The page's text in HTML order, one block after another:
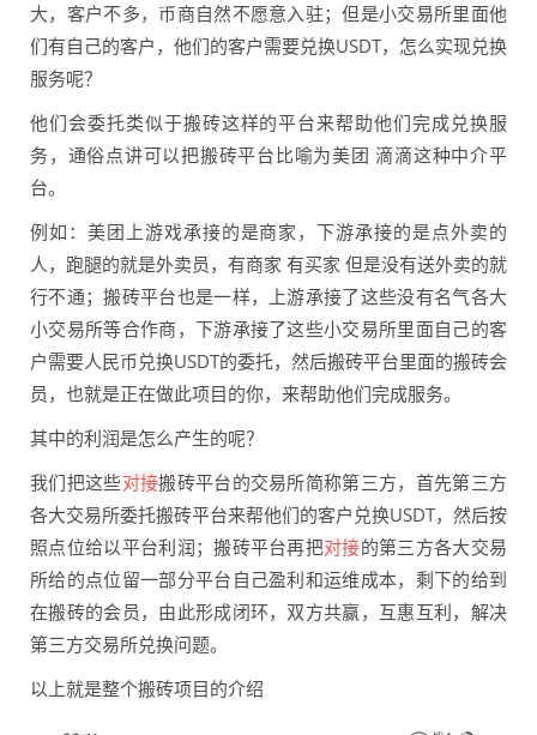
大，客户不多，币商自然不愿意入驻；但是小交易所里面他
们有自己的客户，他们的客户需要兑换USDT，怎么实现兑换
服务呢？
他们会委托类似于搬砖这样的平台来帮助他们完成兑换服
务，通俗点讲可以把搬砖平台比喻为美团 滴滴这种中介平
台。
例如：美团上游戏承接的是商家，下游承接的是点外卖的
人，跑腿的就是外卖员，有商家 有买家 但是没有送外卖的就
行不通；搬砖平台也是一样，上游承接了这些没有名气各大
小交易所等合作商，下游承接了这些小交易所里面自己的客
户需要人民币兑换USDT的委托，然后搬砖平台里面的搬砖会
员，也就是正在做此项目的你，来帮助他们完成服务。
其中的利润是怎么产生的呢？
我们把这些对接搬砖平台的交易所简称第三方，首先第三方
各大交易所委托搬砖平台来帮他们的客户兑换USDT，然后按
照点位给以平台利润；搬砖平台再把对接的第三方各大交易
所给的点位留一部分平台自己盈利和运维成本，剩下的给到
在搬砖的会员，由此形成闭环，双方共赢，互惠互利，解决
第三方交易所兑换问题。
以上就是整个搬砖项目的介绍